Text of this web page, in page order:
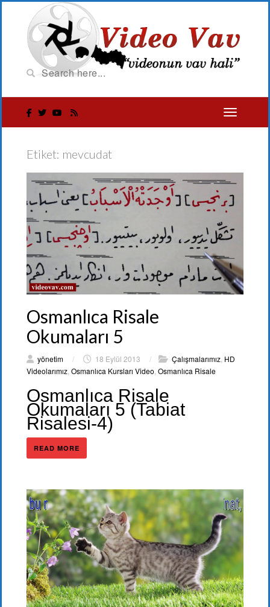
Etiket: mevcudat
Osmanlıca Risale
Okumaları 5
yönetim / 18 Eylül 2013 / Çalışmalarımız, HD
Videolarımız,Osmanlıca Kursları Video,Osmanlıca Risale
Osmanlıca Risale
Okumaları 5 (Tabiat
Risalesi-4)
READ MORE